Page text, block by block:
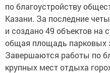
по благоустройству
Казани. За последние
и создано 49 объектов на
общая площадь парковых
Завершаются работы по
крупных мест отдыха